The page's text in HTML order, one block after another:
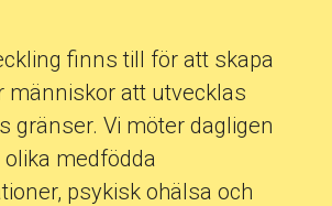
finns till för att skapa
människor att utvecklas
gränser. Vi möter dagligen
medfödda
psykisk ohälsa och